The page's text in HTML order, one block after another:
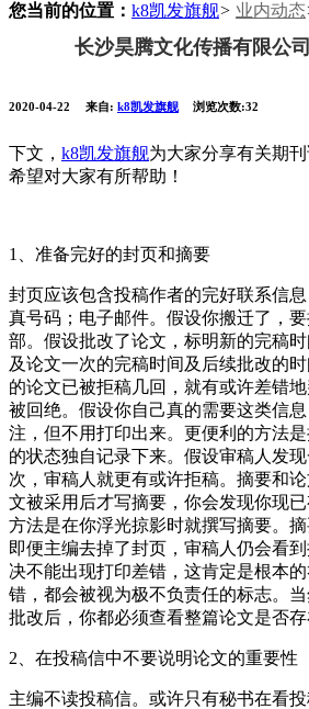
您当前的位置： k8凯发旗舰> 业内动态
长沙昊腾文化传播有限公
2020-04-22 来自: k8凯发旗舰 浏览次数:32
下文， k8凯发旗舰为大家分享有关期
希望对大家有所帮助！
1、准备完好的封页和摘要
封页应该包含投稿作者的完好联系信
真号码；电子邮件。假设你搬迁了，
部。假设批改了论文，标明新的完稿
及论文一次的完稿时间及后续批改的
的论文已被拒稿几回，就有或许差错
被回绝。假设你自己真的需要这类信
注，但不用打印出来。更便利的方法
的状态独自记录下来。假设审稿人发
次，审稿人就更有或许拒稿。摘要和
文被采用后才写摘要，你会发现你现
方法是在你浮光掠影时就撰写摘要。摘
即便主编去掉了封页，审稿人仍会看
决不能出现打印差错，这肯定是根本
错，都会被视为极不负责任的标志。
批改后，你都必须查看整篇论文是否存
2、在投稿信中不要说明论文的重要性
主编不读投稿信。或许只有秘书在看